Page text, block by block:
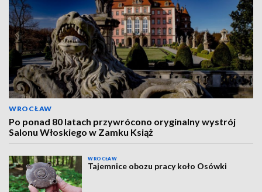
WROCŁAW
Po ponad 80 latach przywrócono oryginalny wystrój
Salonu Włoskiego w Zamku Książ
WROCŁAW
Tajemnice obozu pracy koło Osówki